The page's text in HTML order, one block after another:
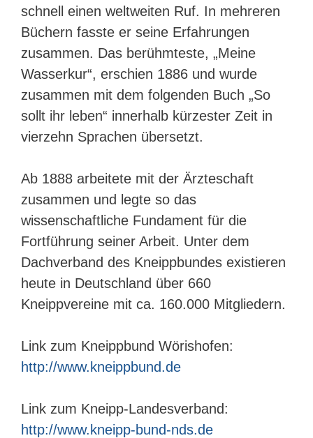
schnell einen weltweiten Ruf. In mehreren
Büchern fasste er seine Erfahrungen
zusammen. Das berühmteste, „Meine
Wasserkur“, erschien 1886 und wurde
zusammen mit dem folgenden Buch „So
sollt ihr leben“ innerhalb kürzester Zeit in
vierzehn Sprachen übersetzt.
Ab 1888 arbeitete mit der Ärzteschaft
zusammen und legte so das
wissenschaftliche Fundament für die
Fortführung seiner Arbeit. Unter dem
Dachverband des Kneippbundes existieren
heute in Deutschland über 660
Kneippvereine mit ca. 160.000 Mitgliedern.
Link zum Kneippbund Wörishofen:
http://www.kneippbund.de
Link zum Kneipp-Landesverband:
http://www.kneipp-bund-nds.de